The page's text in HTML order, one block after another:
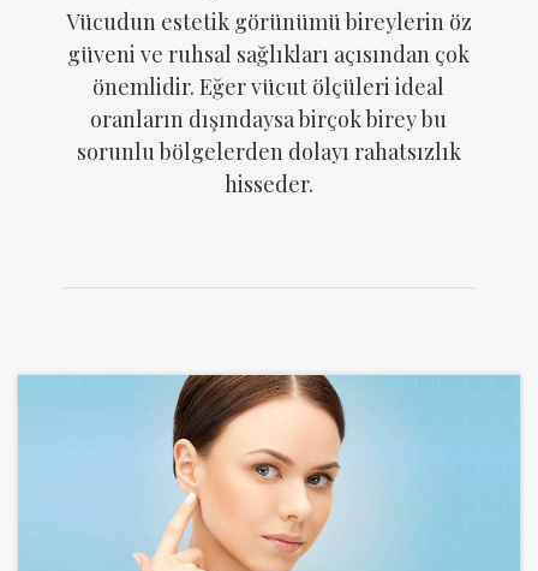
Vücudun estetik görünümü bireylerin öz
güveni ve ruhsal sağlıkları açısından çok
önemlidir. Eğer vücut ölçüleri ideal
oranların dışındaysa birçok birey bu
sorunlu bölgelerden dolayı rahatsızlık
hisseder.